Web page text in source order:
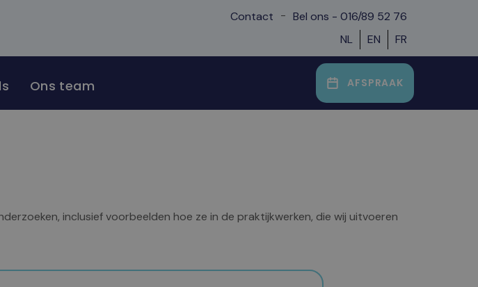
Contact - Bel ons - 016/89 52 76
NL
EN FR
Ons team AFSPRAAK
inclusief voorbeelden hoe ze in de praktijkwerken, die wij uitvoeren